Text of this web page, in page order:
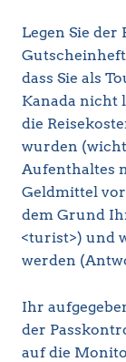
Legen Sie
dass Sie als
Kanada nicht
die
wurden
Aufenthaltes
Geldmittel
dem Grund
<turist>) und
werden
Ihr
der
auf die